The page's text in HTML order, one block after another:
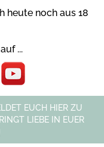
heute noch aus 18
...
EUCH HIER ZU
LIEBE IN EUER